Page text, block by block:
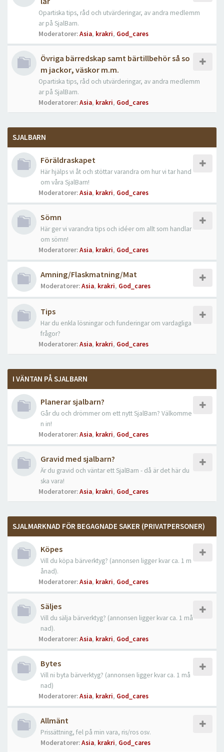
Opartiska tips, råd och utvärderingar, av andra medlemm
ar på SjalBarn.
Moderatorer:Asia, krakri, God_cares
Övriga bärredskap samt bärtillbehör så so
m jackor, väskor m.m.
Opartiska tips, råd och utvärderingar, av andra medlemm
ar på SjalBarn.
Moderatorer:Asia, krakri, God_cares
SJALBARN
Föräldraskapet
Här hjälps vi åt och stöttar varandra om hur vi tar hand
om våra SjalBarn!
Moderatorer:Asia, krakri, God_cares
Sömn
Här ger vi varandra tips och idéer om allt som handlar
om sömn!
Moderatorer:Asia, krakri, God_cares
Amning/Flaskmatning/Mat
Moderatorer:Asia, krakri, God_cares
Tips
Har du enkla lösningar och funderingar om vardagliga
frågor?
Moderatorer:Asia, krakri, God_cares
I VÄNTAN PÅ SJALBARN
Planerar sjalbarn?
Går du och drömmer om ett nytt SjalBarn? Välkomme
n in!
Moderatorer:Asia, krakri, God_cares
Gravid med sjalbarn?
Är du gravid och väntar ett SjalBarn - då är det här du
ska vara!
Moderatorer:Asia, krakri, God_cares
SJALMARKNAD FÖR BEGAGNADE SAKER (PRIVATPERSONER)
Köpes
Vill du köpa bärverktyg? (annonsen ligger kvar ca. 1 m
ånad).
Moderatorer:Asia, krakri, God_cares
Säljes
Vill du sälja bärverktyg? (annonsen ligger kvar ca. 1 må
nad).
Moderatorer:Asia, krakri, God_cares
Bytes
Vill ni byta bärverktyg? (annonsen ligger kvar ca. 1 må
nad)
Moderatorer:Asia, krakri, God_cares
Allmänt
Prissättning, fel på min vara, ris/ros osv.
Moderatorer:Asia, krakri, God_cares